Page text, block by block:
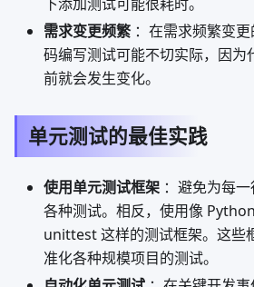
需求变更频繁 ：在需求频繁变
码编写测试可能不切实际，因为
前就会发生变化。
单元测试的最佳实践
使用单元测试框架 ：避免为每
各种测试。相反，使用像
unittest 这样的测试框架。这些
准化各种规模项目的测试。